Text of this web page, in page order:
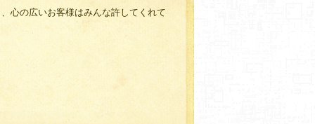
心の広いお客様はみんな許してくれて